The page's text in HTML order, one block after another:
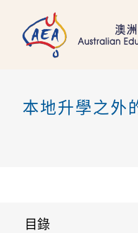
本地升學之外
目錄